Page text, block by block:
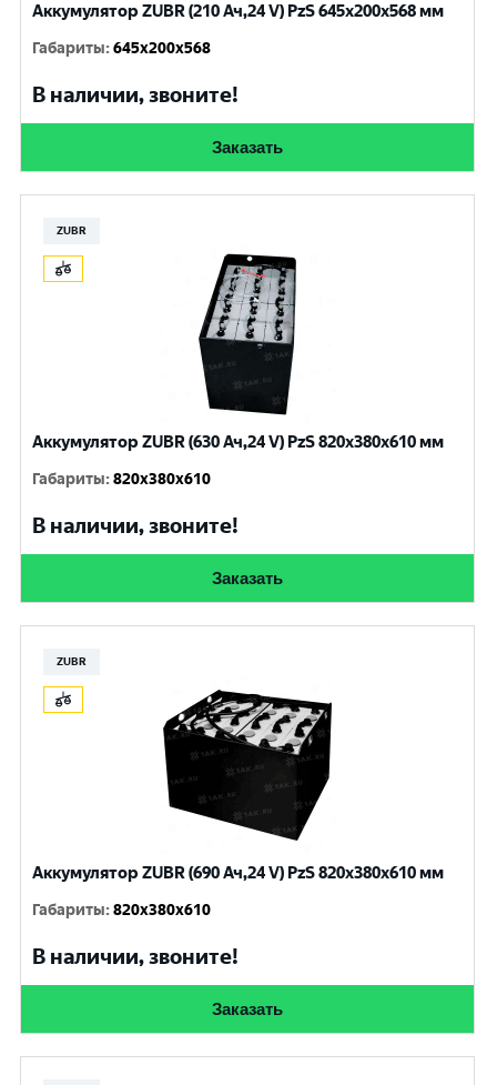
Аккумулятор ZUBR (210 Ач,24 V) PzS 645x200x568 мм
Габариты:645x200x568
В наличии, звоните!
Заказать
ZUBR
Аккумулятор ZUBR (630 Ач,24 V) PzS 820x380x610 мм
Габариты:820x380x610
В наличии, звоните!
Заказать
ZUBR
Аккумулятор ZUBR (690 Ач,24 V) PzS 820x380x610 мм
Габариты:820x380x610
В наличии, звоните!
Заказать